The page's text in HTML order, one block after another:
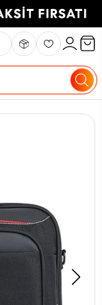
Teslimat Ve İade